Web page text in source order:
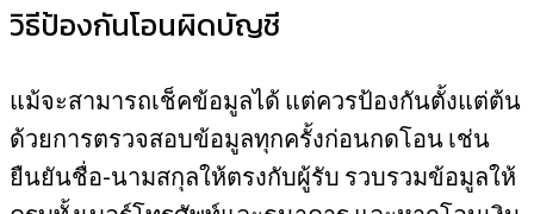
วิธีป้องกันโอนผิดบัญชี
แม้จะสามารถเช็คข้อมูลได้ แต่ควรป้องกันตั้งแต่ต้น
ด้วยการตรวจสอบข้อมูลทุกครั้งก่อนกดโอน เช่น
ยืนยันชื่อ-นามสกุลให้ตรงกับผู้รับ รวบรวมข้อมูลให้